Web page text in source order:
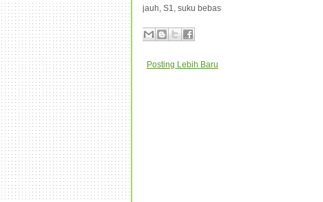
jauh, S1, suku bebas
Posting Lebih Baru